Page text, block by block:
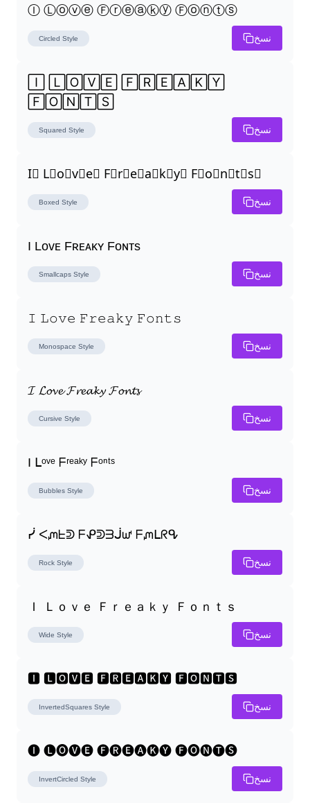
Ⓘ Ⓛⓞⓥⓔ Ⓕⓡⓔⓐⓚⓨ Ⓕⓞⓝⓣⓢ
Circled Style نسخ
🄸 🄻🄾🅅🄴 🄵🅁🄴🄰🄺🅈
🄵🄾🄽🅃🅂
Squared Style نسخ
I⃣ L⃣o⃣v⃣e⃣ F⃣r⃣e⃣a⃣k⃣y⃣ F⃣o⃣n⃣t⃣s⃣
Boxed Style نسخ
I Lᴏᴠᴇ Fʀᴇᴀᴋʏ Fᴏɴᴛs
Smallcaps Style نسخ
𝙸 𝙻𝚘𝚟𝚎 𝙵𝚛𝚎𝚊𝚔𝚢 𝙵𝚘𝚗𝚝𝚜
Monospace Style نسخ
𝓘 𝓛𝓸𝓿𝓮 𝓕𝓻𝓮𝓪𝓴𝔂 𝓕𝓸𝓷𝓽𝓼
Cursive Style نسخ
I ᒪᵒᵛᵉ ᖴʳᵉᵃᵏʸ ᖴᵒⁿᵗˢ
Bubbles Style نسخ
ᓰ ᐸᘻᖶᕲ ᖴᕵᕲᗱᒎᘺ ᖴᘻᒪᖇᕴ
Rock Style نسخ
Ｉ Ｌｏｖｅ Ｆｒｅａｋｙ Ｆｏｎｔｓ
Wide Style نسخ
🅸 🅻🅾🆅🅴 🅵🆁🅴🅰🅺🆈 🅵🅾🅽🆃🆂
InvertedSquares Style نسخ
🅘 🅛🅞🅥🅔 🅕🅡🅔🅐🅚🅨 🅕🅞🅝🅣🅢
InvertCircled Style نسخ